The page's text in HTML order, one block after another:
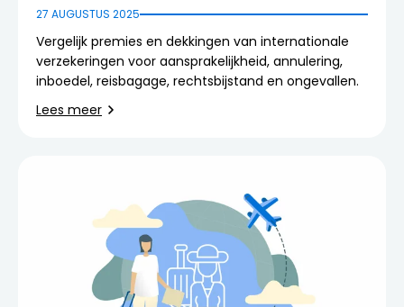
27 AUGUSTUS 2025
Vergelijk premies en dekkingen van internationale
verzekeringen voor aansprakelijkheid, annulering,
inboedel, reisbagage, rechtsbijstand en ongevallen.
Lees meer